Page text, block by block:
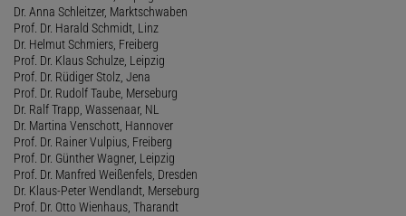
Dr. Anna Schleitzer, Marktschwaben
Prof. Dr. Harald Schmidt, Linz
Dr. Helmut Schmiers, Freiberg
Prof. Dr. Klaus Schulze, Leipzig
Prof. Dr. Rüdiger Stolz, Jena
Prof. Dr. Rudolf Taube, Merseburg
Dr. Ralf Trapp, Wassenaar, NL
Dr. Martina Venschott, Hannover
Prof. Dr. Rainer Vulpius, Freiberg
Prof. Dr. Günther Wagner, Leipzig
Prof. Dr. Manfred Weißenfels, Dresden
Dr. Klaus-Peter Wendlandt, Merseburg
Prof. Dr. Otto Wienhaus, Tharandt